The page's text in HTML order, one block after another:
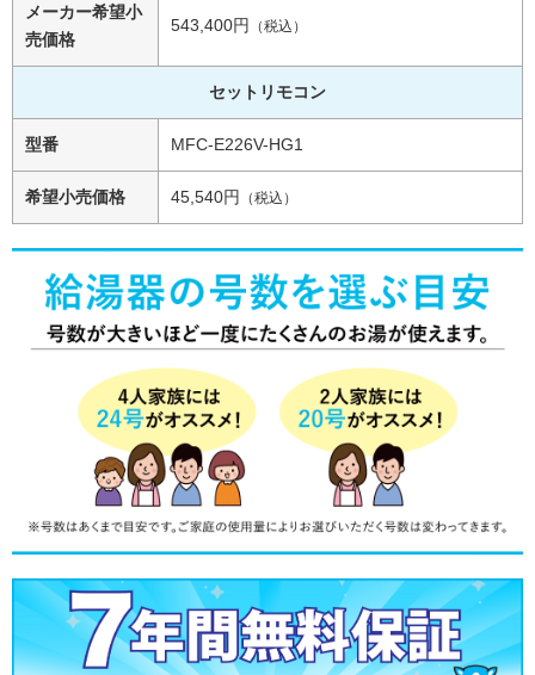
メーカー希望小
売価格
543,400円 （税込）
セットリモコン
型番 MFC-E226V-HG1
希望小売価格 45,540円 （税込）